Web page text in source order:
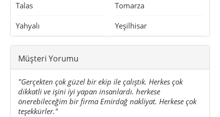
Talas Tomarza
Yahyalı Yeşilhisar
Müşteri Yorumu
"Gerçekten çok güzel bir ekip ile çalıştık. Herkes çok
dikkatli ve işini iyi yapan insanlardı. herkese
önerebileceğim bir firma Emirdağ nakliyat. Herkese çok
teşekkürler."